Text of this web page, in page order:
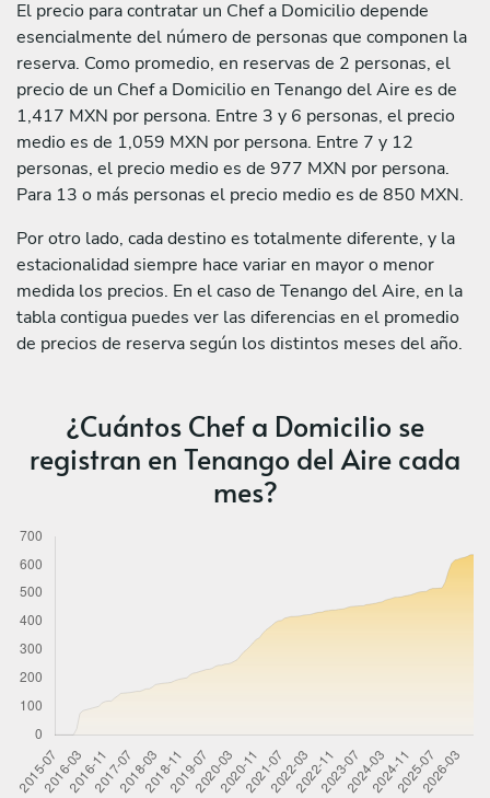
El precio para contratar un Chef a Domicilio depende
esencialmente del número de personas que componen la
reserva. Como promedio, en reservas de 2 personas, el
precio de un Chef a Domicilio en Tenango del Aire es de
1,417 MXN por persona. Entre 3 y 6 personas, el precio
medio es de 1,059 MXN por persona. Entre 7 y 12
personas, el precio medio es de 977 MXN por persona.
Para 13 o más personas el precio medio es de 850 MXN.
Por otro lado, cada destino es totalmente diferente, y la
estacionalidad siempre hace variar en mayor o menor
medida los precios. En el caso de Tenango del Aire, en la
tabla contigua puedes ver las diferencias en el promedio
de precios de reserva según los distintos meses del año.
¿Cuántos Chef a Domicilio se
registran en Tenango del Aire cada
mes?